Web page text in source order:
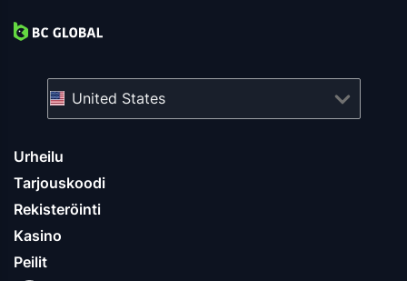
Urheilu
Tarjouskoodi
Rekisteröinti
Kasino
Peilit
United States